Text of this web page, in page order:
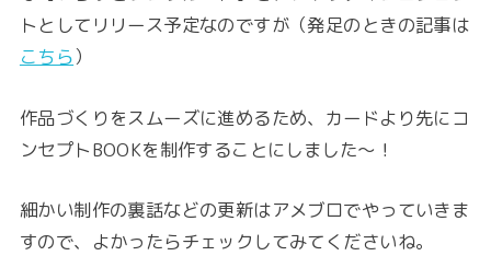
トとしてリリース予定なのですが（発足のときの記事は
こちら）
作品づくりをスムーズに進めるため、カードより先にコ
ンセプトBOOKを制作することにしました～！
細かい制作の裏話などの更新はアメブロでやっていきま
すので、よかったらチェックしてみてくださいね。